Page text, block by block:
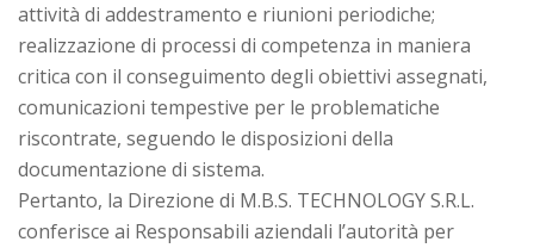
attività di addestramento e riunioni periodiche;
realizzazione di processi di competenza in maniera
critica con il conseguimento degli obiettivi assegnati,
comunicazioni tempestive per le problematiche
riscontrate, seguendo le disposizioni della
documentazione di sistema.
Pertanto, la Direzione di M.B.S. TECHNOLOGY S.R.L.
conferisce ai Responsabili aziendali l’autorità per